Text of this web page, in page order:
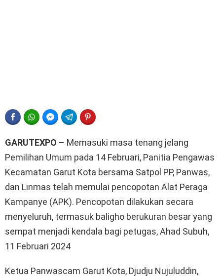
FACEBOOKWHATSAPPFACEBOOK MESSENGER
TELEGRAM
GARUTEXPO – Memasuki masa tenang jelang
Pemilihan Umum pada 14 Februari, Panitia Pengawas
Kecamatan Garut Kota bersama Satpol PP, Panwas,
dan Linmas telah memulai pencopotan Alat Peraga
Kampanye (APK). Pencopotan dilakukan secara
menyeluruh, termasuk baligho berukuran besar yang
sempat menjadi kendala bagi petugas, Ahad Subuh,
11 Februari 2024
Ketua Panwascam Garut Kota, Djudju Nujuluddin,